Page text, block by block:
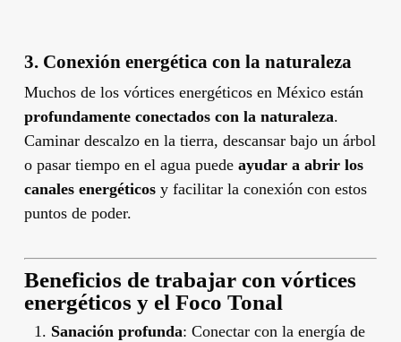
3. Conexión energética con la naturaleza
Muchos de los vórtices energéticos en México están
profundamente conectados con la naturaleza.
Caminar descalzo en la tierra, descansar bajo un árbol
o pasar tiempo en el agua puede ayudar a abrir los
canales energéticosy facilitar la conexión con estos
puntos de poder.
Beneficios de trabajar con vórtices
energéticos y el Foco Tonal
Sanación profunda: Conectar con la energía de